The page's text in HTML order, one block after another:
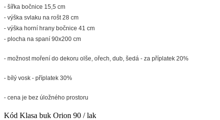
- šířka bočnice 15,5 cm
- výška svlaku na rošt 28 cm
- výška horní hrany bočnice 41 cm
- plocha na spaní 90x200 cm
- možnost moření do dekoru olše, ořech, dub, šedá - za příplatek 20%
- bílý vosk - příplatek 30%
- cena je bez úložného prostoru
Kód Klasa buk Orion 90 / lak